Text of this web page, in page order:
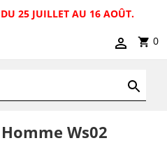
25 JUILLET AU 16 AOÛT.
0
Ws02